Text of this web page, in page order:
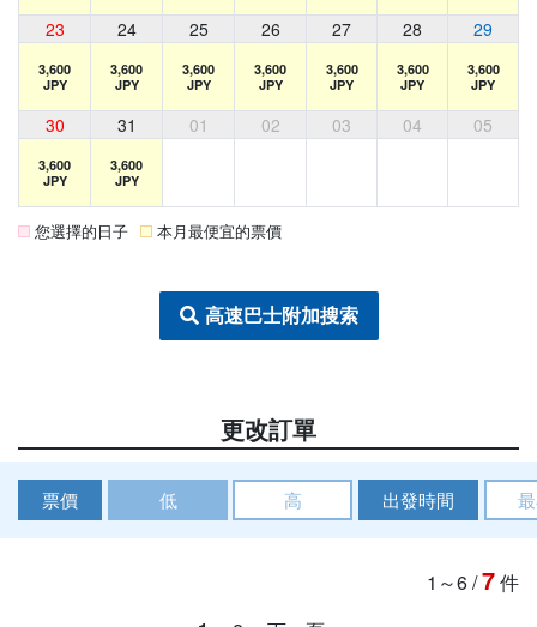
23 24 25 26 27 28 29
3,600
JPY
3,600
JPY
3,600
JPY
3,600
JPY
3,600
JPY
3,600
JPY
3,600
JPY
30 31 01 02 03 04 05
3,600
JPY
3,600
JPY
您選擇的日子 本月最便宜的票價
高速巴士附加搜索
更改訂單
票價 低 高 出發時間
1～6/7件